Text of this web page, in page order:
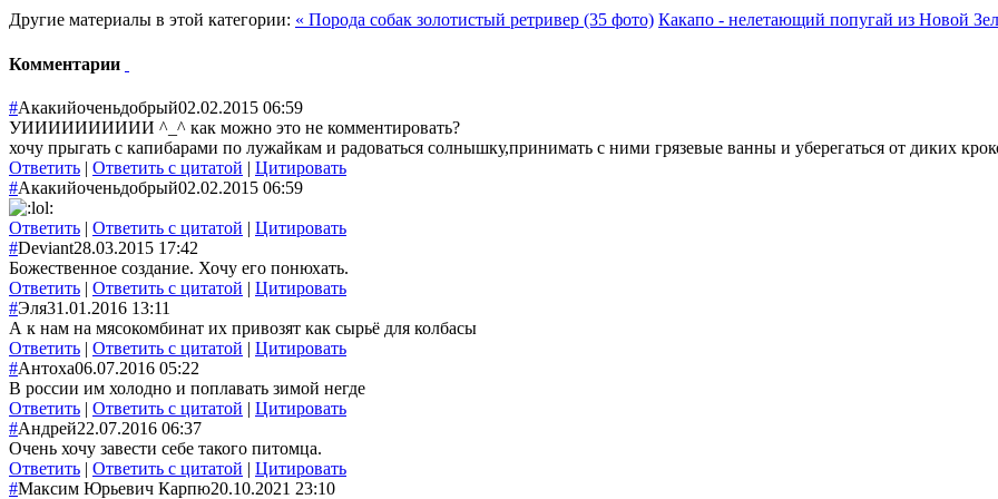
Другие материалы в этой категории: « Порода собак золотистый ретривер (35 фото) Какапо - нелетающий попугай из Новой
Комментарии
#Акакийоченьдобрый02.02.2015 06:59
УИИИИИИИИИИ ^_^ как можно это не комментировать?
хочу прыгать с капибарами по лужайкам и радоваться солнышку,принимать с ними грязевые ванны и уберегаться от диких
Ответить | Ответить с цитатой | Цитировать
#Акакийоченьдобрый02.02.2015 06:59
Ответить | Ответить с цитатой | Цитировать
#Deviant28.03.2015 17:42
Божественное создание. Хочу его понюхать.
Ответить | Ответить с цитатой | Цитировать
#Эля31.01.2016 13:11
А к нам на мясокомбинат их привозят как сырьё для колбасы
Ответить | Ответить с цитатой | Цитировать
#Антоха06.07.2016 05:22
В россии им холодно и поплавать зимой негде
Ответить | Ответить с цитатой | Цитировать
#Андрей22.07.2016 06:37
Очень хочу завести себе такого питомца.
Ответить | Ответить с цитатой | Цитировать
#Максим Юрьевич Карпю20.10.2021 23:10